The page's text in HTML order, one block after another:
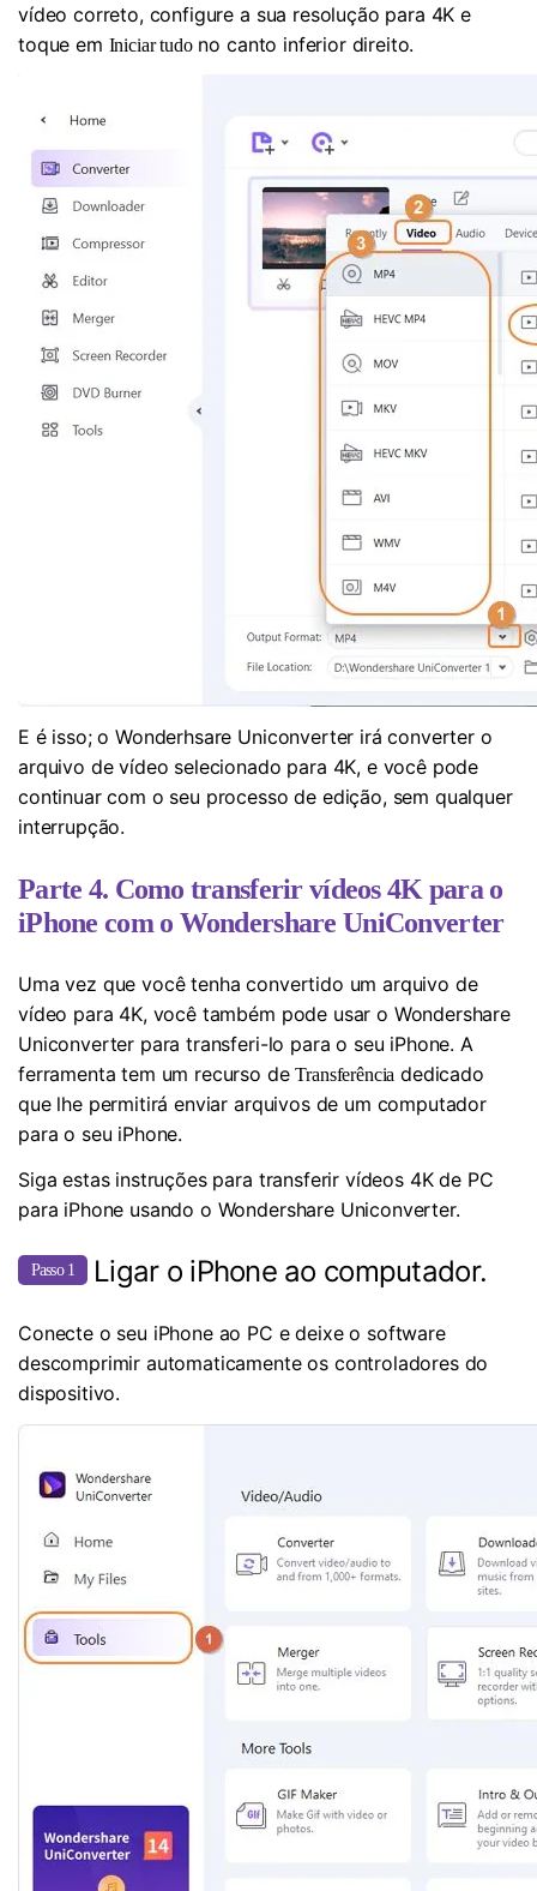
vídeo correto, configure a sua resolução para 4K e
toque em Iniciar tudono canto inferior direito.
E é isso; o Wonderhsare Uniconverter irá converter o
arquivo de vídeo selecionado para 4K, e você pode
continuar com o seu processo de edição, sem qualquer
interrupção.
Parte 4. Como transferir vídeos 4K para o
iPhone com o Wondershare UniConverter
Uma vez que você tenha convertido um arquivo de
vídeo para 4K, você também pode usar o Wondershare
Uniconverter para transferi-lo para o seu iPhone. A
ferramenta tem um recurso deTransferência dedicado
que lhe permitirá enviar arquivos de um computador
para o seu iPhone.
Siga estas instruções para transferir vídeos 4K de PC
para iPhone usando o Wondershare Uniconverter.
Passo 1 Ligar o iPhone ao computador.
Conecte o seu iPhone ao PC e deixe o software
descomprimir automaticamente os controladores do
dispositivo.